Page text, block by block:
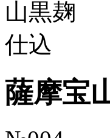
薩摩宝